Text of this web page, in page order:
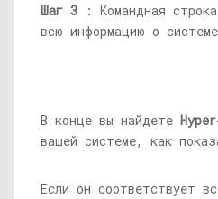
Шаг 3 : Командная
всю информацию о
В конце вы найдете
вашей системе, как
Если он соответствует